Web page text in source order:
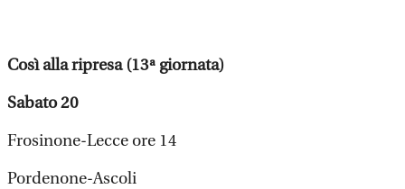
Così alla ripresa (13ª giornata)
Sabato 20
Frosinone-Lecce ore 14
Pordenone-Ascoli